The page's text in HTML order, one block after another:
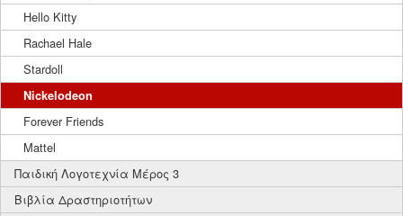
Hello Kitty
Rachael Hale
Stardoll
Nickelodeon
Forever Friends
Mattel
Παιδική Λογοτεχνία Μέρος 3
Βιβλία Δραστηριοτήτων